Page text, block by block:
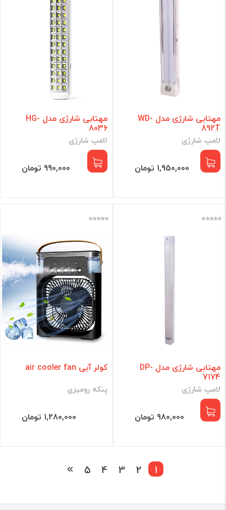
مهتابی شارژی مدل WD-
892T
لامپ شارژی
1,950,000 تومان
مهتابی شارژی مدل HG-
8036
لامپ شارژی
990,000 تومان
مهتابی شارژی مدل DP-
7174
لامپ شارژی
980,000 تومان
کولر آبی air cooler fan
پنکه رومیزی
1,280,000 تومان
1
2
3
4
5